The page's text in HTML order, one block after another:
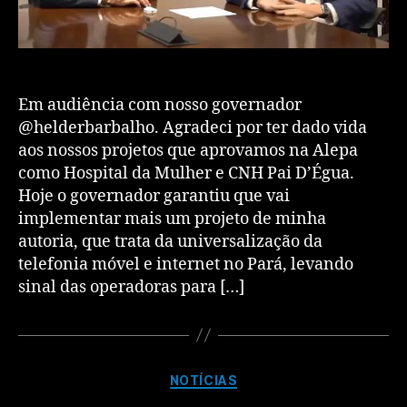
Em audiência com nosso governador
@helderbarbalho. Agradeci por ter dado vida
aos nossos projetos que aprovamos na Alepa
como Hospital da Mulher e CNH Pai D’Égua.
Hoje o governador garantiu que vai
implementar mais um projeto de minha
autoria, que trata da universalização da
telefonia móvel e internet no Pará, levando
sinal das operadoras para […]
NOTÍCIAS